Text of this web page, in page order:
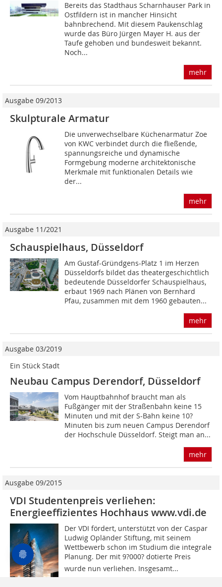
Bereits das Stadthaus Scharnhauser Park in
Ostfildern ist in mancher Hinsicht
bahnbrechend. Mit diesem Paukenschlag
wurde das Büro Jürgen Mayer H. aus der
Taufe gehoben und bundesweit bekannt.
Noch...
mehr
Ausgabe 09/2013
Skulpturale Armatur
Die unverwechselbare Küchenarmatur Zoe
von KWC verbindet durch die fließende,
spannungsreiche und dynamische
Formgebung ­moderne architektonische
Merkmale mit funktionalen Details wie
der...
mehr
Ausgabe 11/2021
Schauspielhaus, Düsseldorf
Am Gustaf-Gründgens-Platz 1 im Herzen
Düsseldorfs bildet das theatergeschichtlich
bedeutende Düsseldorfer Schauspielhaus,
erbaut 1969 nach Plänen von Bernhard
Pfau, zusammen mit dem 1960 gebauten...
mehr
Ausgabe 03/2019
Ein Stück Stadt
Neubau Campus Derendorf, Düsseldorf
Vom Hauptbahnhof braucht man als
Fußgänger mit der ­Straßenbahn keine 15
Minuten und mit der S-Bahn keine 10?
Minuten bis zum neuen Campus Derendorf
der Hochschule Düsseldorf. Steigt man an...
mehr
Ausgabe 09/2015
VDI Studentenpreis verliehen:
Energieeffizientes Hochhaus www.vdi.de
Der VDI fördert, unterstützt von der Caspar
Ludwig Opländer Stiftung, mit seinem
Wettbewerb schon im Studium die integrale
Planung. Der mit 9?000? dotierte Preis
wurde nun verliehen. Insgesamt...